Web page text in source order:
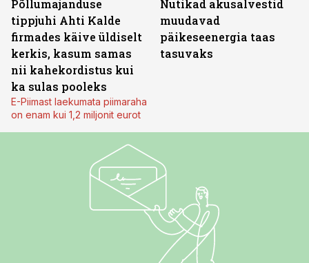
Põllumajanduse
tippjuhi Ahti Kalde
firmades käive üldiselt
kerkis, kasum samas
nii kahekordistus kui
ka sulas pooleks
E-Piimast laekumata piimaraha
on enam kui 1,2 miljonit eurot
Nutikad akusalvestid
muudavad
päikeseenergia taas
tasuvaks